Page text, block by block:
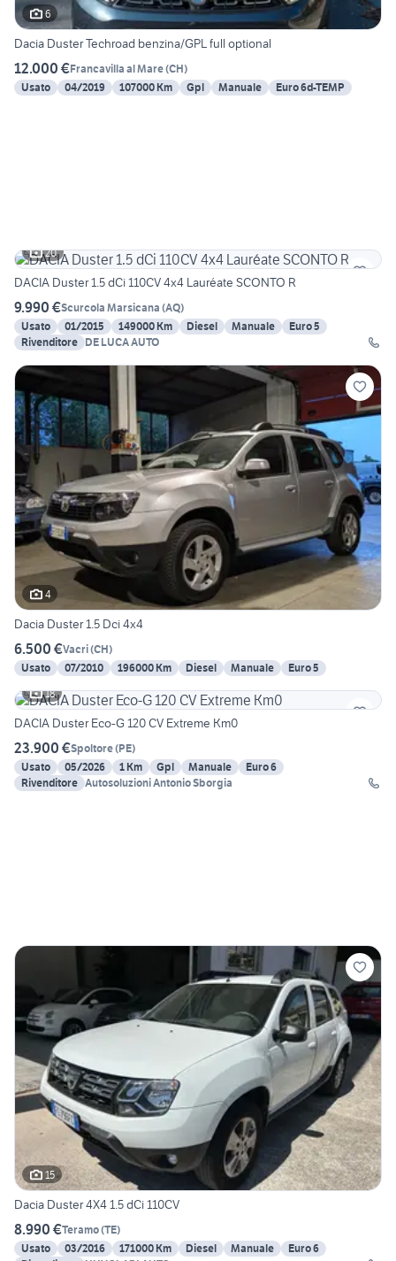
6
Dacia Duster Techroad benzina/GPL full optional
12.000 €Francavilla al Mare(CH)
Usato
04/2019 107000 Km Gpl Manuale Euro 6d-TEMP
20
DACIA Duster 1.5 dCi 110CV 4x4 Lauréate SCONTO R
9.990 €Scurcola Marsicana (AQ)
Usato
01/2015 149000 Km Diesel Manuale
Euro 5
Rivenditore DE LUCA AUTO
4
Dacia Duster 1.5 Dci 4x4
6.500 €Vacri(CH)
Usato
07/2010 196000 Km Diesel Manuale
Euro 5
18
DACIA Duster Eco-G 120 CV Extreme Km0
23.900 €Spoltore(PE)
Usato
05/2026 1 Km Gpl Manuale
Euro 6
Rivenditore Autosoluzioni Antonio Sborgia
15
Dacia Duster 4X4 1.5 dCi 110CV
8.990 €Teramo(TE)
Usato
03/2016 171000 Km Diesel Manuale
Euro 6